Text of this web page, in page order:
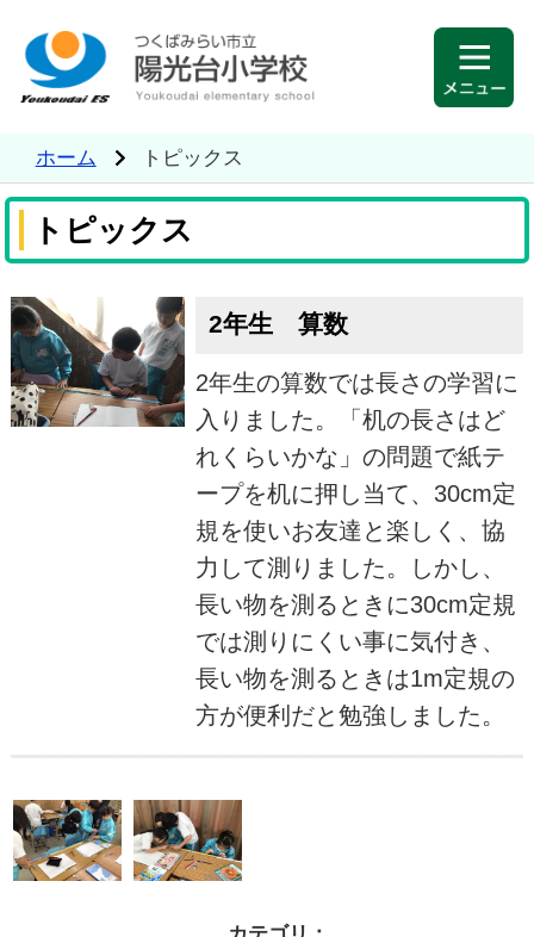
ホーム トピックス
トピックス
2年生 算数
2年生の算数では長さの学習に
入りました。「机の長さはど
れくらいかな」の問題で紙テ
ープを机に押し当て、30cm定
規を使いお友達と楽しく、協
力して測りました。しかし、
長い物を測るときに30cm定規
では測りにくい事に気付き、
長い物を測るときは1m定規の
方が便利だと勉強しました。